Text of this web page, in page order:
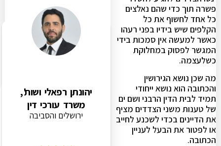
פשרה תוך כדי שהם נאלצים
כל אחד לחשוף את כל
הקלפים שיש בידיו בפני רעהו
כאשר למעשה אין סמכות בידי
המגשר לפסוק במחלוקת
כשלעצמה.
מה שכן נושא הגירושין
והכתובה הוא נושא ייחודי
תמיד לבית הדין הרבני ושם ים
של טענות משני הצדדים מציף
את הדיינים בכדי לשכנע לחייב
או לפטור את הבעל לעניין
הכתובה.
יהונתן רפאלי ושות',
משרד עורכי דין
ירושלים והסביבה